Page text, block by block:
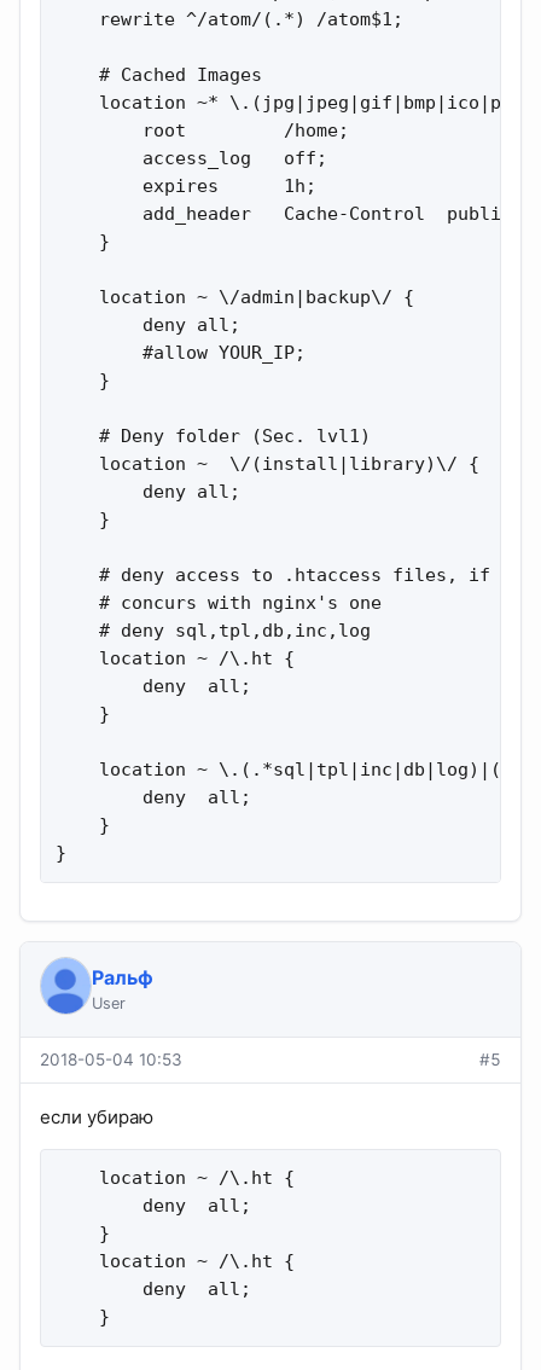
    rewrite ^/atom/(.*) /atom$1;
    # Cached Images
location ~*
        root         /home;
        access_log   off;
        expires      1h;
        add_header   Cache-Control  public;
    }
    location ~ \/admin|backup\/ {
        deny all;
        #allow YOUR_IP;
    }
    # Deny folder (Sec. lvl1)
    location ~  \/(install|library)\/ {
        deny all;
    }
# deny access to .htaccess files, if
    # concurs with nginx's one
    # deny sql,tpl,db,inc,log
    location ~ /\.ht {
        deny  all;
    }
location ~
        deny  all;
    }
}
Ральф
User
2018-05-04 10:53 #5
если убираю
    location ~ /\.ht {
        deny  all;
    }
    location ~ /\.ht {
        deny  all;
    }